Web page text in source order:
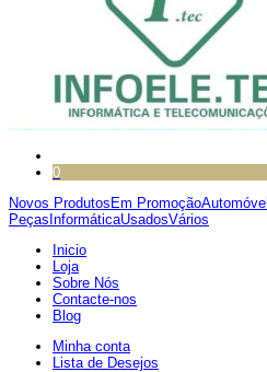
0
Novos Produtos Em PromoçãoAutomóvel
Peças InformáticaUsadosVários
Inicio
Loja
Sobre Nós
Contacte-nos
Blog
Minha conta
Lista de Desejos